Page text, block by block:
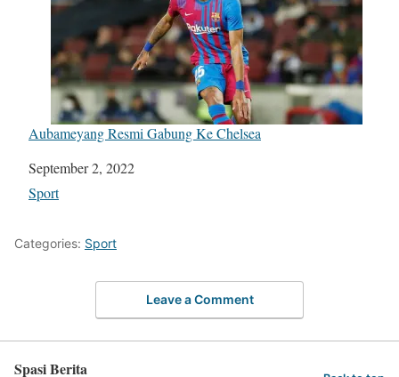
Aubameyang Resmi Gabung Ke Chelsea
Date
September 2, 2022
In relation to
Sport
Categories: Sport
Leave a Comment
Spasi Berita